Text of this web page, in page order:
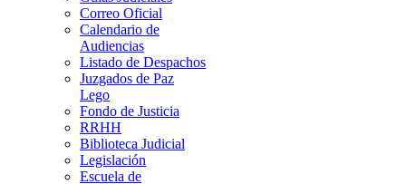
Correo Oficial
Calendario de
Audiencias
Listado de Despachos
Juzgados de Paz
Lego
Fondo de Justicia
RRHH
Biblioteca Judicial
Legislación
Escuela de